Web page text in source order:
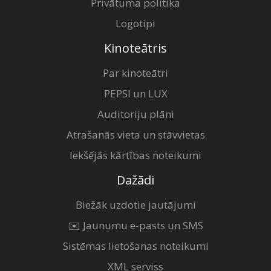
Logotipi
Kinoteātris
Par kinoteātri
PEPSI un LUX
Auditoriju plāni
Atrašanās vieta un stāvvietas
Iekšējās kārtības noteikumi
Dažādi
Biežāk uzdotie jautājumi
✉️ Jaunumu e-pasts un SMS
Sistēmas lietošanas noteikumi
XML serviss